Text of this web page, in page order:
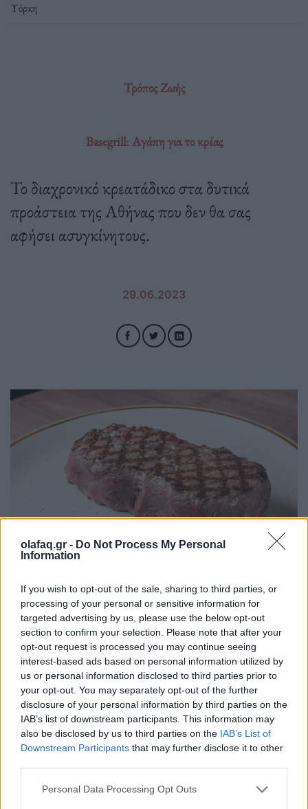
olafaq.gr - Do Not Process My Personal
Information
If you wish to opt-out of the sale, sharing to third parties, or
processing of your personal or sensitive information for
targeted advertising by us, please use the below opt-out
section to confirm your selection. Please note that after your
opt-out request is processed you may continue seeing
interest-based ads based on personal information utilized by
us or personal information disclosed to third parties prior to
your opt-out. You may separately opt-out of the further
disclosure of your personal information by third parties on the
IAB’s list of downstream participants. This information may
also be disclosed by us to third parties on the IAB’s List of
Downstream Participants that may further disclose it to other
Personal Data Processing Opt Outs
Υόρκη
Τρόπος Ζωής
Basegrill: Aγάπη για το κρέας
Το διαχρονικό κρεατάδικο στα δυτικά
προάστεια της Αθήνας που δεν θα σας
αφήσει ασυγκίνητους.
29.06.2023
Το διαχρονικό κρεατάδικο στα δυτικά προάστεια της
Αθήνας που δεν θα σας αφήσει ασυγκίνητους.
Διαβάστε περισσότερα→
Δημοσιεύθηκε σεΓεύση|TaggedBasegrill,εστιατόριο,κρέας,
Περιστέρη